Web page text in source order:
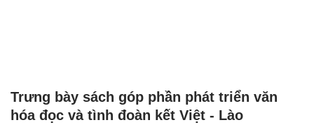
Trưng bày sách góp phần phát triển văn
hóa đọc và tình đoàn kết Việt - Lào